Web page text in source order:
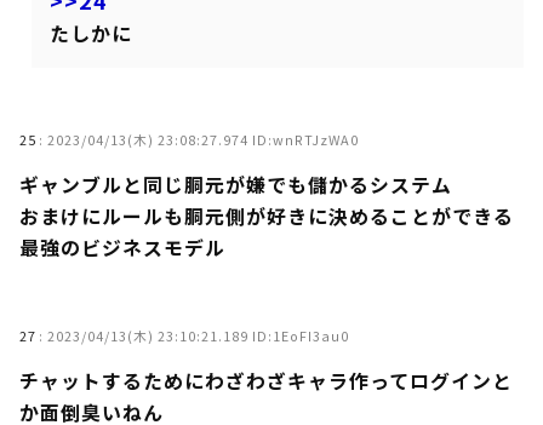
たしかに
25 : 2023/04/13(木) 23:08:27.974 ID:wnRTJzWA0
ギャンブルと同じ胴元が嫌でも儲かるシステム
おまけにルールも胴元側が好きに決めることができる
最強のビジネスモデル
27 : 2023/04/13(木) 23:10:21.189 ID:1EoFI3au0
チャットするためにわざわざキャラ作ってログインと
か面倒臭いねん